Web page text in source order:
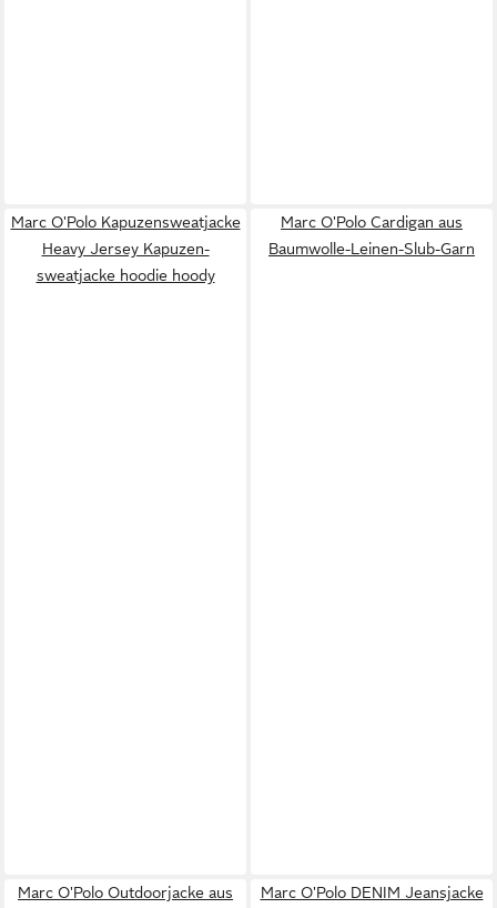
Marc O'Polo Kapuzensweatjacke
Heavy Jersey Kapuzen-
sweatjacke hoodie hoody
Marc O'Polo Cardigan aus
Baumwolle-Leinen-Slub-Garn
Marc O'Polo Outdoorjacke aus
Marc O'Polo DENIM Jeansjacke